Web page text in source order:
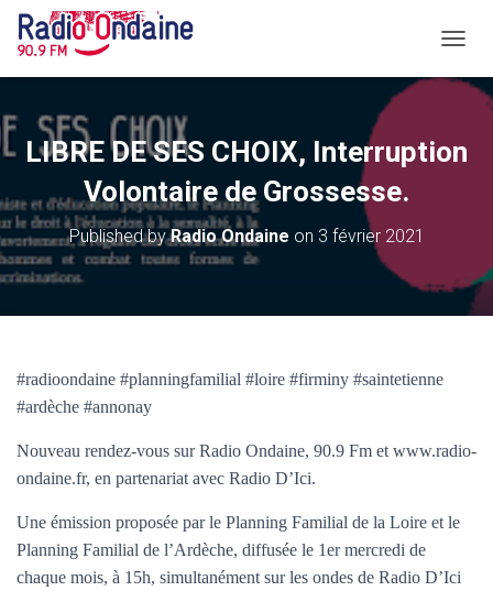
U
R
E
G
LIBRE DE SES CHOIX, Interruption
Volontaire de Grossesse.
Published byRadio Ondaine on 3 février 2021
#radioondaine #planningfamilial #loire #firminy #saintetienne
#ardèche #annonay
Nouveau rendez-vous sur Radio Ondaine, 90.9 Fm et www.radio-
ondaine.fr, en partenariat avec Radio D’Ici.
Une émission proposée par le Planning Familial de la Loire et le
Planning Familial de l’Ardèche, diffusée le 1er mercredi de
chaque mois, à 15h, simultanément sur les ondes de Radio D’Ici